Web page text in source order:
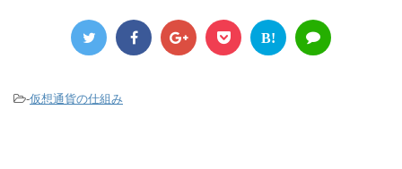
B!
-仮想通貨の仕組み